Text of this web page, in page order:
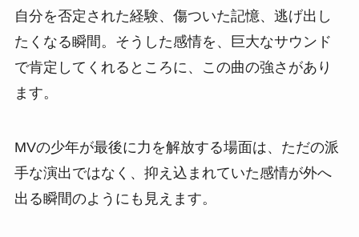
自分を否定された経験、傷ついた記憶、逃げ出し
たくなる瞬間。そうした感情を、巨大なサウンド
で肯定してくれるところに、この曲の強さがあり
ます。
MVの少年が最後に力を解放する場面は、ただの派
手な演出ではなく、抑え込まれていた感情が外へ
出る瞬間のようにも見えます。